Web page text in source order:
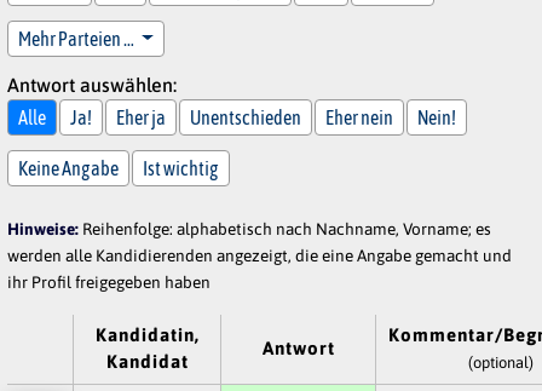
Mehr Parteien …
Antwort auswählen:
Alle
Ja! Eher ja Unentschieden Eher nein Nein!
Keine Angabe Ist wichtig
Hinweise: Reihenfolge: alphabetisch nach Nachname, Vorname; es
werden alle Kandidierenden angezeigt, die eine Angabe gemacht und
ihr Profil freigegeben haben
Kandidatin,
Kandidat
Antwort
Kommentar/
(optional)